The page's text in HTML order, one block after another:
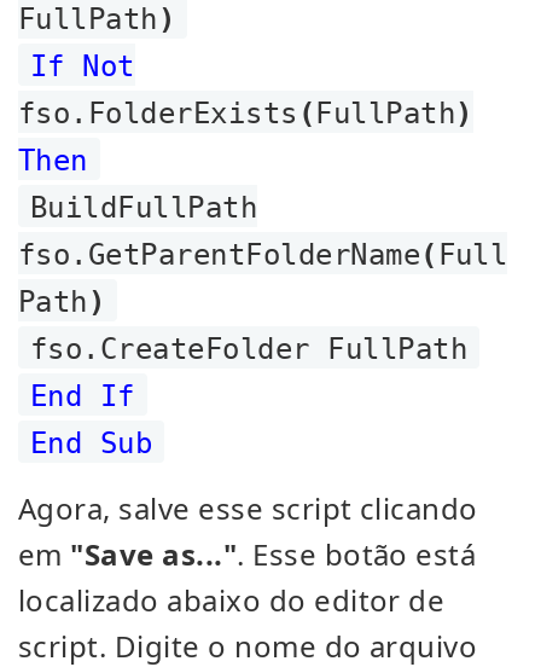
FullPath)
If Not
fso.FolderExists (FullPath)
Then
BuildFullPath
fso.GetParentFolderName( Full
Path)
fso.CreateFolder FullPath
End If
End Sub
Agora, salve esse script clicando
em "Save as...". Esse botão está
localizado abaixo do editor de
script. Digite o nome do arquivo